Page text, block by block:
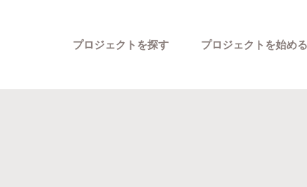
プロジェクトを探す プロジェクトを始める